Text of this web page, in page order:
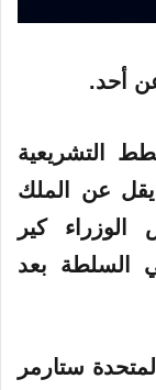
أحد.
التشريعية
يقل عن الملك
كير
السلطة بعد
ستارمر